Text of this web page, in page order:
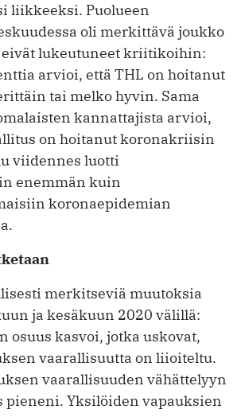
liikkeeksi. Puolueen
oli merkittävä joukko
eivät lukeutuneet kriitikoihin:
arvioi, että THL on hoitanut
tai melko hyvin. Sama
kannattajista arvioi,
on hoitanut koronakriisin
viidennes luotti
enemmän kuin
koronaepidemian
merkitseviä muutoksia
ja kesäkuun 2020 välillä:
osuus kasvoi, jotka uskovat,
vaarallisuutta on liioiteltu.
vaarallisuuden vähättelyyn
pieneni. Yksilöiden vapauksien